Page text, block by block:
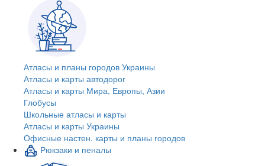
Атласы и планы городов Украины
Атласы и карты автодорог
Атласы и карты Мира, Европы, Азии
Глобусы
Школьные атласы и карты
Атласы и карты Украины
Офисные настен. карты и планы городов
Рюкзаки и пеналы